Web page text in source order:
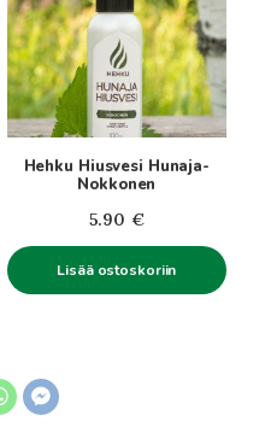
Hehku Hiusvesi Hunaja-
Nokkonen
5.90 €
Lisää ostoskoriin